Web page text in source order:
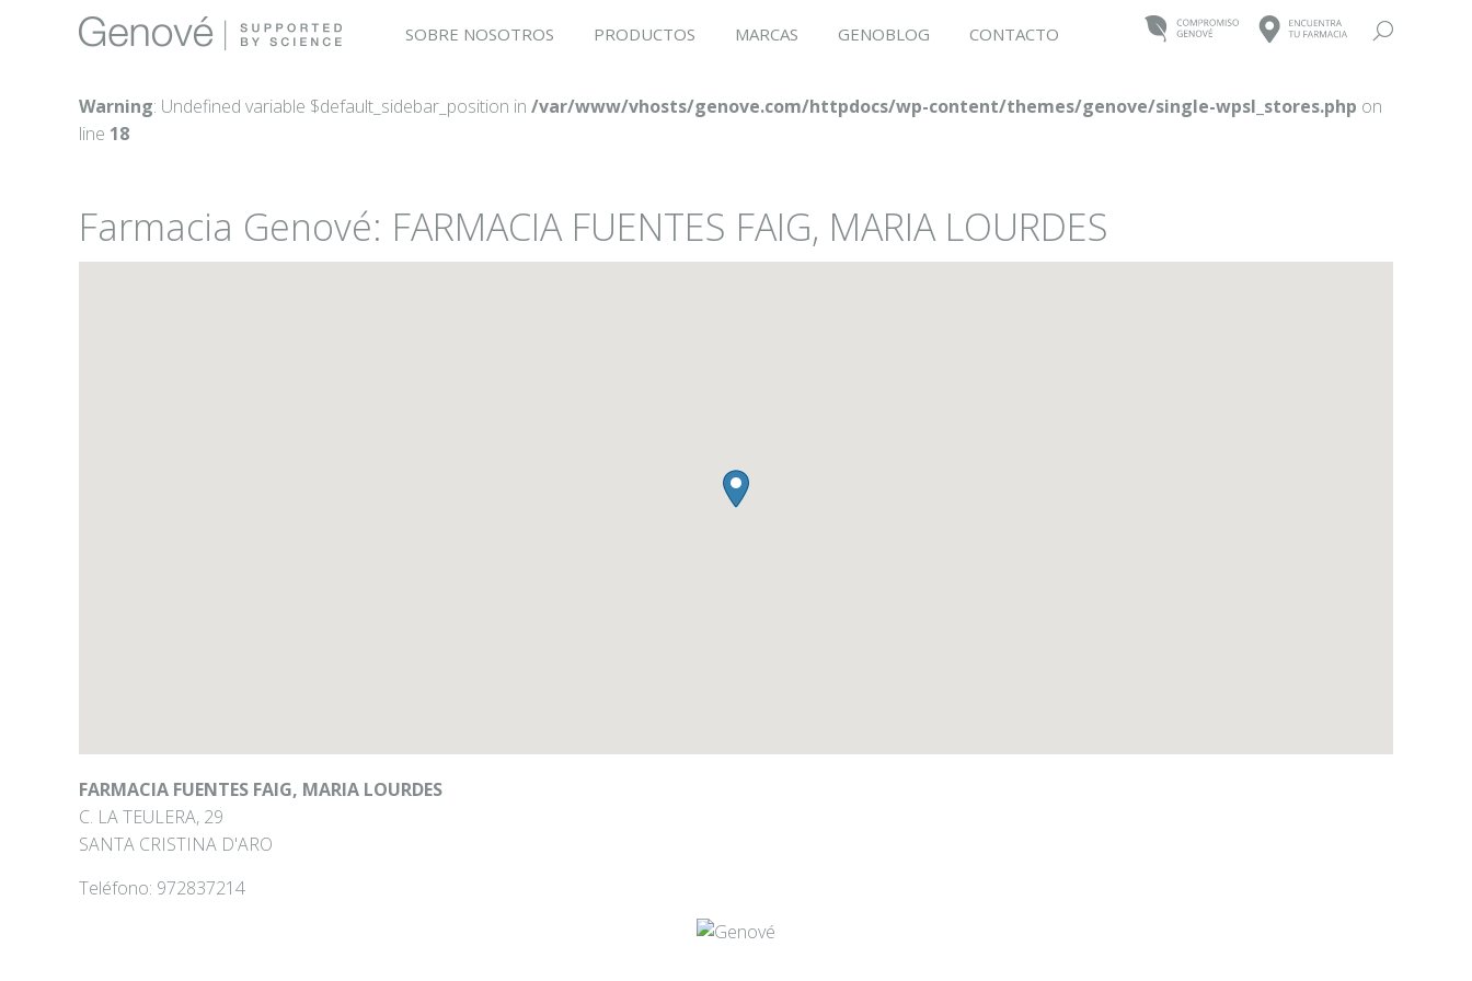
SOBRE NOSOTROS PRODUCTOS MARCAS GENOBLOG CONTACTO Buscar:
Warning: Undefined variable $default_sidebar_position in /var/www/vhosts/genove.com/httpdocs/wp-content/themes/genove/single-wpsl_stores.php on
line 18
Farmacia Genové: FARMACIA FUENTES FAIG, MARIA LOURDES
FARMACIA FUENTES FAIG, MARIA LOURDES
C. LA TEULERA, 29
SANTA CRISTINA D'ARO
Teléfono: 972837214